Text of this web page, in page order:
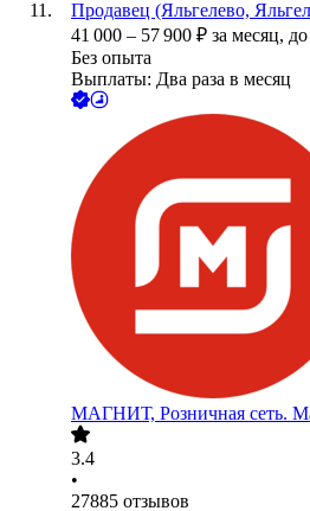
Продавец (Яльгелево,
41 000 – 57 900 ₽ за месяц,
Без опыта
Выплаты: Два раза в месяц
МАГНИТ, Розничная сеть.
3.4
•
27885 отзывов